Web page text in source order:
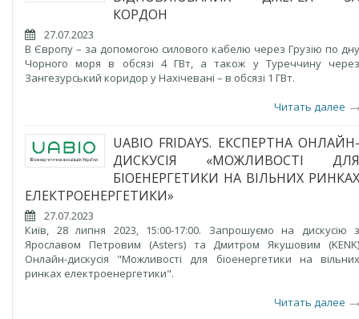
КОРДОН
27.07.2023
В Європу – за допомогою силового кабелю через Грузію по дну
Чорного моря в обсязі 4 ГВт, а також у Туреччину через
Зангезурський коридор у Нахічевані – в обсязі 1 ГВт.
Читать далее
UABIO FRIDAYS. ЕКСПЕРТНА ОНЛАЙН-
ДИСКУСІЯ «МОЖЛИВОСТІ ДЛЯ
БІОЕНЕРГЕТИКИ НА ВІЛЬНИХ РИНКАХ
ЕЛЕКТРОЕНЕРГЕТИКИ»
27.07.2023
Київ, 28 липня 2023, 15:00-17:00. Запрошуємо на дискусію з
Ярославом Петровим (Asters) та Дмитром Якушовим (KENK)
Онлайн-дискусія "Можливості для біоенергетики на вільних
ринках електроенергетики".
Читать далее